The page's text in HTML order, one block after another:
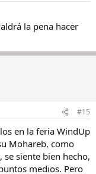
la pena hacer
#15
en la feria WindUp
Mohareb, como
siente bien hecho,
medios. Pero